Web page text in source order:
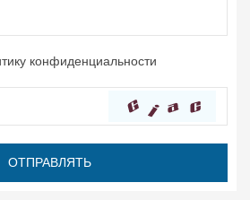
конфиденциальности